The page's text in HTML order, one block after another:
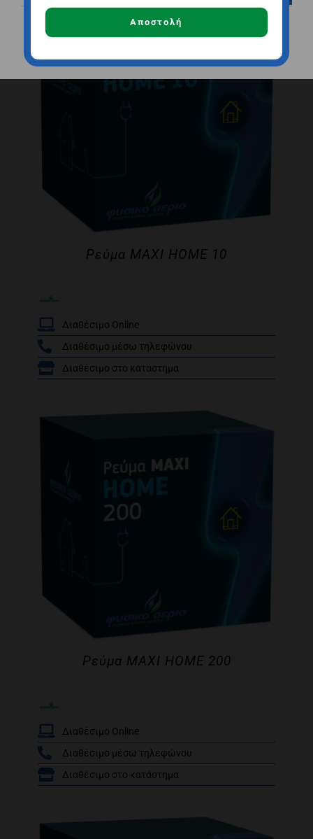
/
Ρεύμα MAXI HOME 10
Διαθέσιμο Online
Διαθέσιμο μέσω τηλεφώνου
Διαθέσιμο στο κατάστημα
/
Ρεύμα MAXI HOME 200
Διαθέσιμο Online
Διαθέσιμο μέσω τηλεφώνου
Διαθέσιμο στο κατάστημα
Αποδοχή όλων
Αποστολή